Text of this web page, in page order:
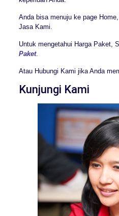
Anda bisa menuju ke page
Jasa Kami.
Untuk mengetahui Harga Paket,
Paket.
Atau Hubungi Kami jika Anda
Kunjungi Kami